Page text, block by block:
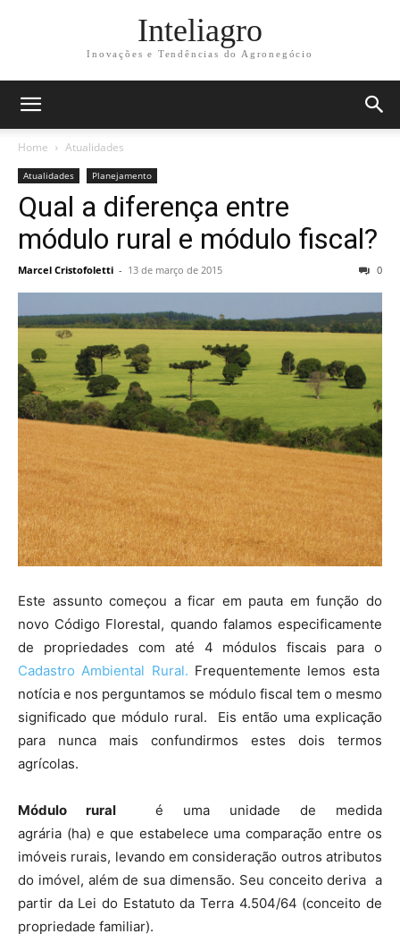
Inteliagro
Inovações e Tendências do Agronegócio
Home Atualidades
Atualidades Planejamento
Qual a diferença entre
módulo rural e módulo fiscal?
Marcel Cristofoletti - 13 de março de 2015 0
Este assunto começou a ficar em pauta em função do
novo Código Florestal, quando falamos especificamente
de propriedades com até 4 módulos fiscais para o
Cadastro Ambiental Rural. Frequentemente lemos esta
notícia e nos perguntamos se módulo fiscal tem o mesmo
significado que módulo rural. Eis então uma explicação
para nunca mais confundirmos estes dois termos
agrícolas.
Módulo rural é uma unidade de medida
agrária (ha) e que estabelece uma comparação entre os
imóveis rurais, levando em consideração outros atributos
do imóvel, além de sua dimensão. Seu conceito deriva a
partir da Lei do Estatuto da Terra 4.504/64 (conceito de
propriedade familiar).